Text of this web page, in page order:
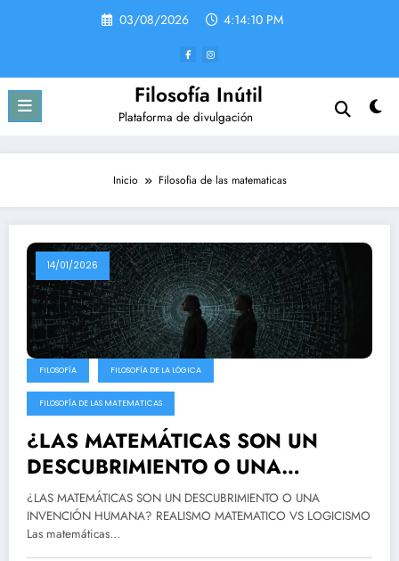
03/08/2026 4:14:10 PM
Filosofía Inútil
Plataforma de divulgación
Inicio Filosofia de las matematicas
14/01/2026
FILOSOFÍA FILOSOFÍA DE LA LÓGICA
FILOSOFÍA DE LAS MATEMATICAS
¿LAS MATEMÁTICAS SON UN
DESCUBRIMIENTO O UNA
INVENCIÓN HUMANA? REALISMO
MATEMATICO VS LOGICISMO
¿LAS MATEMÁTICAS SON UN DESCUBRIMIENTO O UNA
INVENCIÓN HUMANA? REALISMO MATEMATICO VS LOGICISMO
Las matemáticas…